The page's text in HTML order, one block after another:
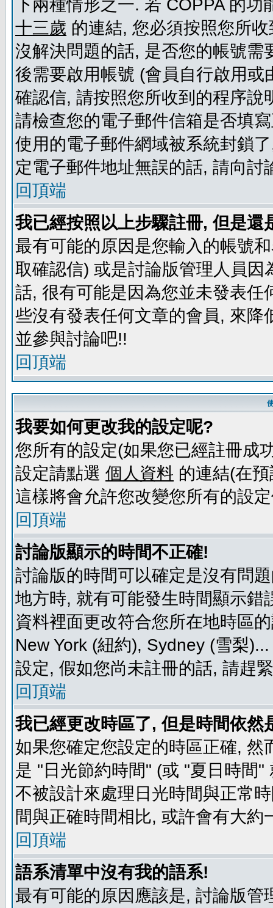
下兩種情形之一. 若 COPPA 的
十三歲 的連結, 您必須按照您所
沒解決問題的話, 是否您的帳號
後需要啟用帳號 (會員自行啟用
確認信, 請按照您所收到的程序
請檢查您的電子郵件信箱是否填
使用的電子郵件網域被系統封鎖
定電子郵件地址無誤的話, 請向
回頂端
我已經按照以上步驟註冊, 但是還
最有可能的原因是您輸入的帳號
取確認信) 或是討論版管理人員
話, 很有可能是因為您並未發表
些沒有發表任何文章的會員, 來
並參與討論吧!!
回頂端
我要如何更改我的設定呢?
您所有的設定(如果您已經註冊成
設定請點選 個人資料 的連結(在
這樣將會允許您改變您所有的設
回頂端
討論版顯示的時間不正確!
討論版的時間可以確定是沒有問
地方時, 就有可能發生時間顯示
資料裡面更改符合您所在地時區
New York (紐約), Sydney (雪梨
設定, 假如您尚未註冊的話, 請趕
回頂端
我已經更改時區了, 但是時間依然
如果您確定您設定的時區正確,
是 "日光節約時間" (或 "夏日時間
不被設計來處理日光時間與正常
間與正確時間相比, 或許會有大約
回頂端
語系清單中沒有我的語系!
最有可能的原因應該是, 討論版